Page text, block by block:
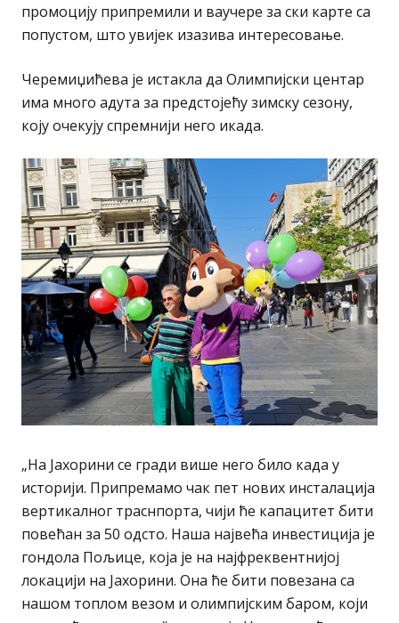
промоцију припремили и ваучере за ски карте са
попустом, што увијек изазива интересовање.
Черемиџићева је истакла да Олимпијски центар
има много адута за предстојећу зимску сезону,
коју очекују спремнији него икада.
„На Јахорини се гради више него било када у
историји. Припремамо чак пет нових инсталација
вертикалног траснпорта, чији ће капацитет бити
повећан за 50 одсто. Наша највећа инвестиција је
гондола Пољице, која је на најфреквентнијој
локацији на Јахорини. Она ће бити повезана са
нашом топлом везом и олимпијским баром, који